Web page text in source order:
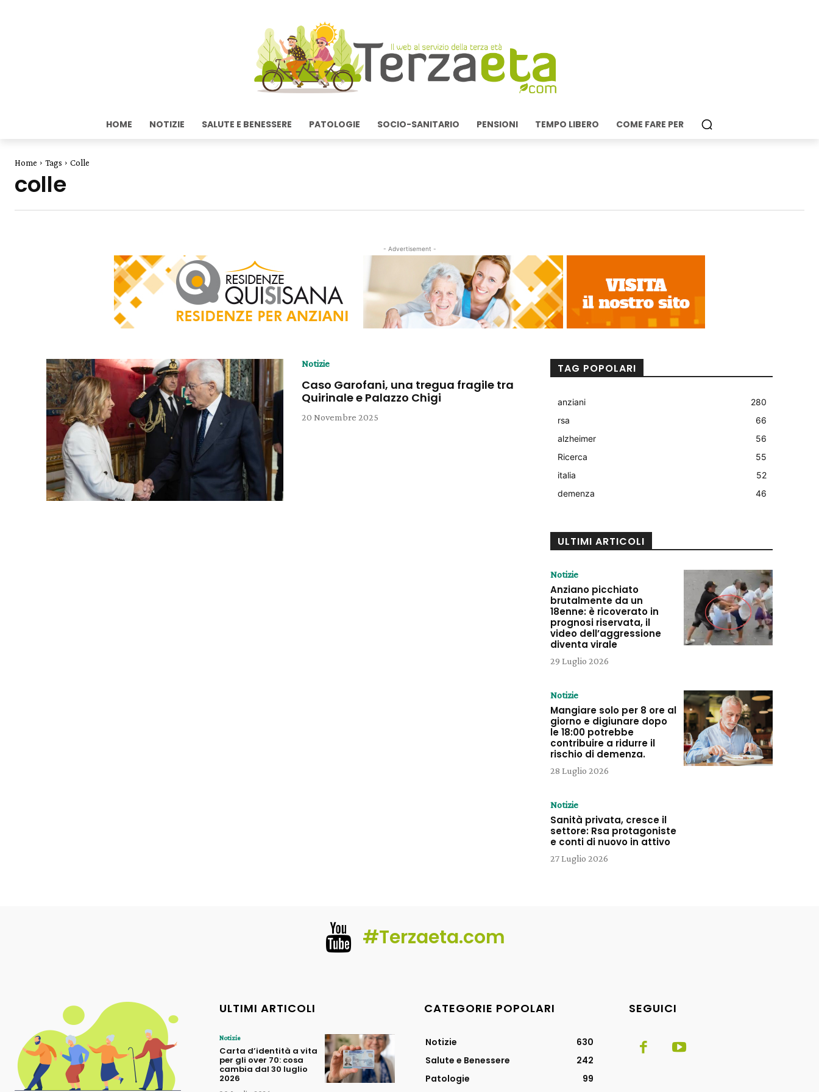
HOME NOTIZIE SALUTE E BENESSERE PATOLOGIE SOCIO-SANITARIO PENSIONI TEMPO LIBERO COME FARE PER
Home Tags Colle
colle
- Advertisement -
Notizie
Caso Garofani, una tregua fragile tra
Quirinale e Palazzo Chigi
20 Novembre 2025
TAG POPOLARI
anziani
280
rsa
66
alzheimer
56
Ricerca
55
italia
52
demenza
46
ULTIMI ARTICOLI
Notizie
Anziano picchiato
brutalmente da un
18enne: è ricoverato in
prognosi riservata, il
video dell’aggressione
diventa virale
29 Luglio 2026
Notizie
Mangiare solo per 8 ore al
giorno e digiunare dopo
le 18:00 potrebbe
contribuire a ridurre il
rischio di demenza.
28 Luglio 2026
Notizie
Sanità privata, cresce il
settore: Rsa protagoniste
e conti di nuovo in attivo
27 Luglio 2026
#Terzaeta.com
ULTIMI ARTICOLI
Notizie
Carta d’identità a vita
per gli over 70: cosa
cambia dal 30 luglio
2026
CATEGORIE POPOLARI
Notizie
630
Salute e Benessere
242
Patologie
99
SEGUICI